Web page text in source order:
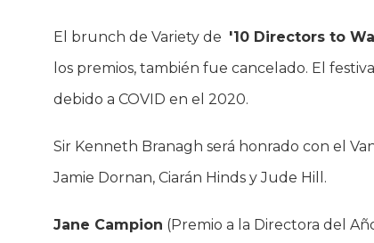
El brunch de Variety de '10 Directors to
los premios, también fue cancelado. El
debido a COVID en el 2020.
Sir Kenneth Branagh será honrado con el
Jamie Dornan, Ciarán Hinds y Jude Hill.
Jane Campion (Premio a la Directora del